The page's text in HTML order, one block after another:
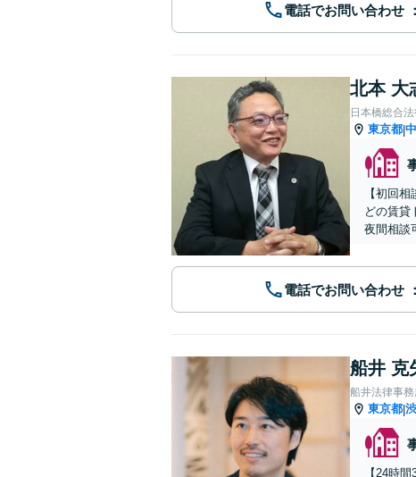
電話でお問い合わせ
北本 大
日本橋総合
東京都|
【初回
どの賃貸
夜間相談
電話でお問い合わせ
船井 克
船井法律事
東京都|
【24時